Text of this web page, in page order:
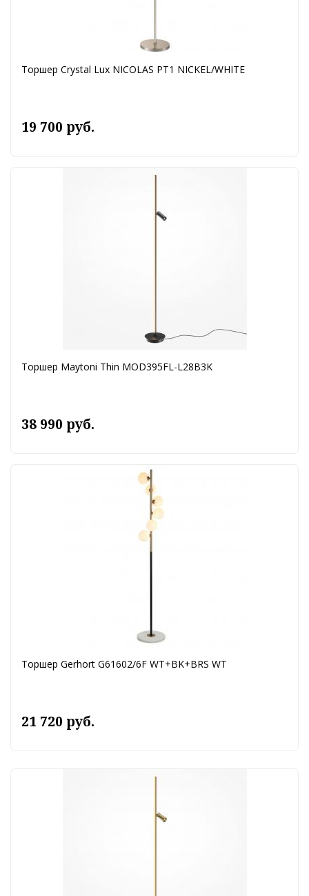
Торшер Crystal Lux NICOLAS PT1 NICKEL/WHITE
19 700 руб.
Торшер Maytoni Thin MOD395FL-L28B3K
38 990 руб.
Торшер Gerhort G61602/6F WT+BK+BRS WT
21 720 руб.